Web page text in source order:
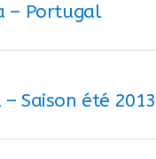
– Portugal
Saison été 2013